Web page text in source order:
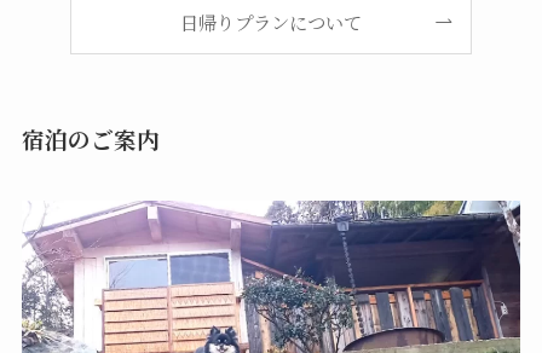
日帰りプランについて
宿泊のご案内